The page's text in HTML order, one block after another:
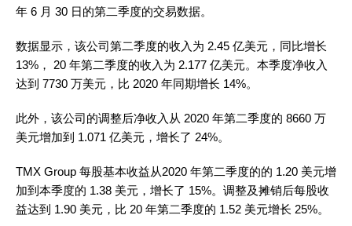
年 6 月 30 日的第二季度的交易数据。
数据显示，该公司第二季度的收入为 2.45 亿美元，同比增长
13%， 20 年第二季度的收入为 2.177 亿美元。本季度净收入
达到 7730 万美元，比 2020 年同期增长 14%。
此外，该公司的调整后净收入从 2020 年第二季度的 8660 万
美元增加到 1.071 亿美元，增长了 24%。
TMX Group 每股基本收益从2020 年第二季度的的 1.20 美元增
加到本季度的 1.38 美元，增长了 15%。调整及摊销后每股收
益达到 1.90 美元，比 20 年第二季度的 1.52 美元增长 25%。